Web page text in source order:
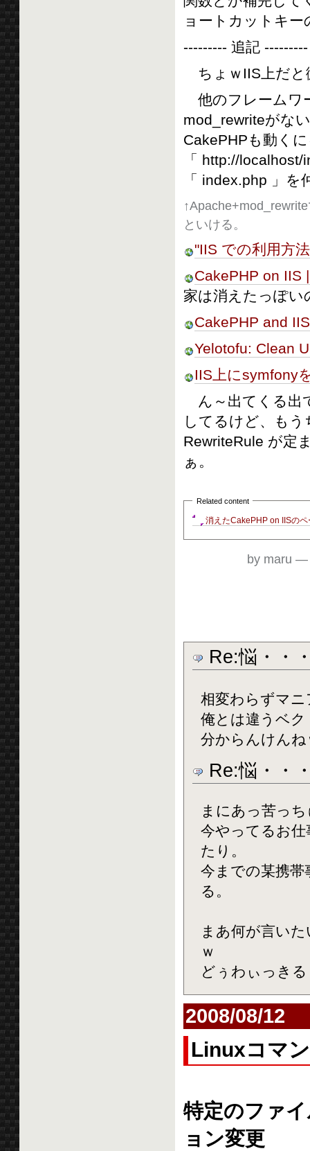
ョートカットキ
--------- 追記 ---------
ちょｗIIS上だと
他のフレームワ
mod_rewriteがな
CakePHPも動く
「 http://
「 index.php 」
といける。
"IIS での利用方
CakePHP on IIS
家は消えたっぽい
CakePHP and
Yelotofu: Clean
IIS上にsymfony
ん～出てくる出
してるけど、も
RewriteRule が定
ぁ。
Related content
消えたCakePHP on IISの
by maru
Re:悩・・
相変わらずマ
俺とは違うベ
分からんけんね
Re:悩・・
まにあっ苦っ
今やってるお
たり。
今までの某携
る。
まあ何が言い
ｗ
どぅわぃっき
2008/08/12
Linuxコマ
特定のファ
ョン変更